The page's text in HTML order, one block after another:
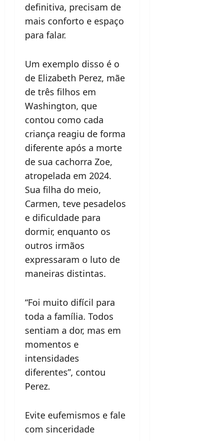
definitiva, precisam de
mais conforto e espaço
para falar.
Um exemplo disso é o
de Elizabeth Perez, mãe
de três filhos em
Washington, que
contou como cada
criança reagiu de forma
diferente após a morte
de sua cachorra Zoe,
atropelada em 2024.
Sua filha do meio,
Carmen, teve pesadelos
e dificuldade para
dormir, enquanto os
outros irmãos
expressaram o luto de
maneiras distintas.
“Foi muito difícil para
toda a família. Todos
sentiam a dor, mas em
momentos e
intensidades
diferentes”, contou
Perez.
Evite eufemismos e fale
com sinceridade